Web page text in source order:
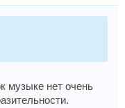
музыке нет очень